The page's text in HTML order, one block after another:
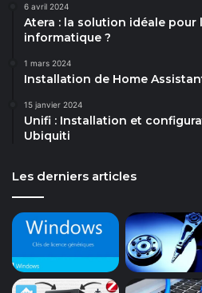
6 avril 2024
Atera : la solution idéale pour
informatique ?
1 mars 2024
Installation de Home
15 janvier 2024
Unifi : Installation et
Ubiquiti
Les derniers articles